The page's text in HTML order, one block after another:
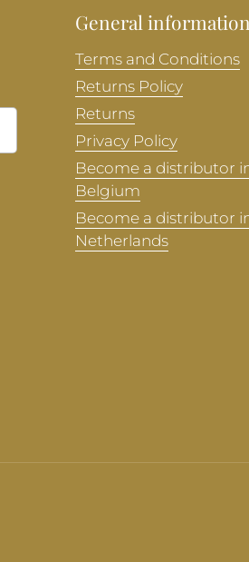
General information
Terms and Conditions
Returns Policy
Returns
Privacy Policy
Become a distributor
Belgium
Become a distributor
Netherlands